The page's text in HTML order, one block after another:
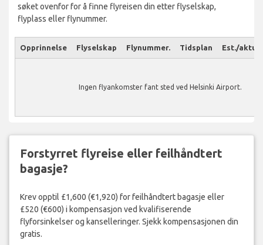
søket ovenfor for å finne flyreisen din etter flyselskap,
flyplass eller flynummer.
Opprinnelse Flyselskap Flynummer. Tidsplan Est./
Ingen flyankomster fant sted ved Helsinki Airport.
Forstyrret flyreise eller feilhåndtert
bagasje?
Krev opptil £1,600 (€1,920) for feilhåndtert bagasje eller
£520 (€600) i kompensasjon ved kvalifiserende
flyforsinkelser og kanselleringer. Sjekk kompensasjonen din
gratis.